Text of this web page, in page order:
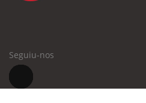
Seguiu-nos